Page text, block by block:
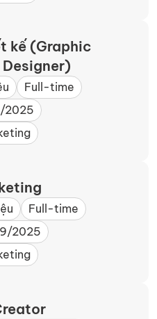
kế (Graphic
Full-time
2025
Full-time
2025